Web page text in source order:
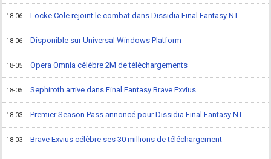
18-06 Locke Cole rejoint le combat dans Dissidia Final Fantasy NT
18-06 Disponible sur Universal Windows Platform
18-05 Opera Omnia célèbre 2M de téléchargements
18-05 Sephiroth arrive dans Final Fantasy Brave Exvius
18-03 Premier Season Pass annoncé pour Dissidia Final Fantasy NT
18-03 Brave Exvius célèbre ses 30 millions de téléchargement